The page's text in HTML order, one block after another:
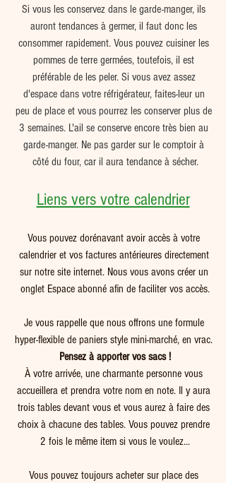
Si vous les conservez dans le garde-manger, ils
auront tendances à germer, il faut donc les
consommer rapidement. Vous pouvez cuisiner les
pommes de terre germées, toutefois, il est
préférable de les peler. Si vous avez assez
d'espace dans votre réfrigérateur, faites-leur un
peu de place et vous pourrez les conserver plus de
3 semaines. L'ail se conserve encore très bien au
garde-manger. Ne pas garder sur le comptoir à
côté du four, car il aura tendance à sécher.
Liens vers votre calendrier
Vous pouvez dorénavant avoir accès à votre
calendrier et vos factures antérieures directement
sur notre site internet. Nous vous avons créer un
onglet Espace abonné afin de faciliter vos accès.
Je vous rappelle que nous offrons une formule
hyper-flexible de paniers style mini-marché, en vrac.
Pensez à apporter vos sacs !
À votre arrivée, une charmante personne vous
accueillera et prendra votre nom en note. Il y aura
trois tables devant vous et vous aurez à faire des
choix à chacune des tables. Vous pouvez prendre
2 fois le même item si vous le voulez...
Vous pouvez toujours acheter sur place des